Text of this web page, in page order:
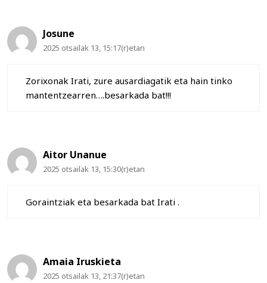
Josune
2025 otsailak 13, 15:17(r)etan
Zorixonak Irati, zure ausardiagatik eta hain tinko
mantentzearren….besarkada bat!!!
Aitor Unanue
2025 otsailak 13, 15:30(r)etan
Goraintziak eta besarkada bat Irati .
Amaia Iruskieta
2025 otsailak 13, 21:37(r)etan